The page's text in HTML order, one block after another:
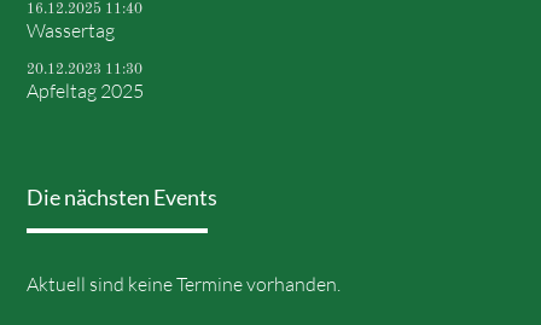
16.12.2025 11:40
Wassertag
20.12.2023 11:30
Apfeltag 2025
Die nächsten Events
Aktuell sind keine Termine vorhanden.